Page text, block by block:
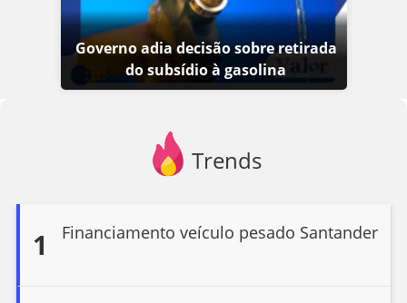
Governo adia decisão sobre retirada
do subsídio à gasolina
Trends
1 Financiamento veículo pesado Santander